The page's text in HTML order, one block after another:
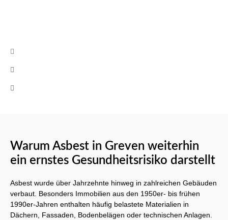
Warum Asbest in Greven weiterhin
ein ernstes Gesundheitsrisiko darstellt
Asbest wurde über Jahrzehnte hinweg in zahlreichen Gebäuden
verbaut. Besonders Immobilien aus den 1950er- bis frühen
1990er-Jahren enthalten häufig belastete Materialien in
Dächern, Fassaden, Bodenbelägen oder technischen Anlagen.